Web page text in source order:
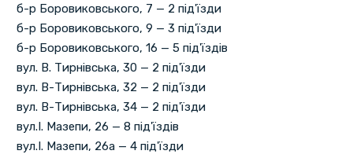
б-р Боровиковського, 7 — 2 під'їзди
б-р Боровиковського, 9 — 3 під'їзди
б-р Боровиковського, 16 — 5 під'їздів
вул. В. Тирнівська, 30 — 2 під'їзди
вул. В-Тирнівська, 32 — 2 під'їзди
вул. В-Тирнівська, 34 — 2 під'їзди
вул.І. Мазепи, 26 — 8 під'їздів
вул.І. Мазепи, 26а — 4 під'їзди